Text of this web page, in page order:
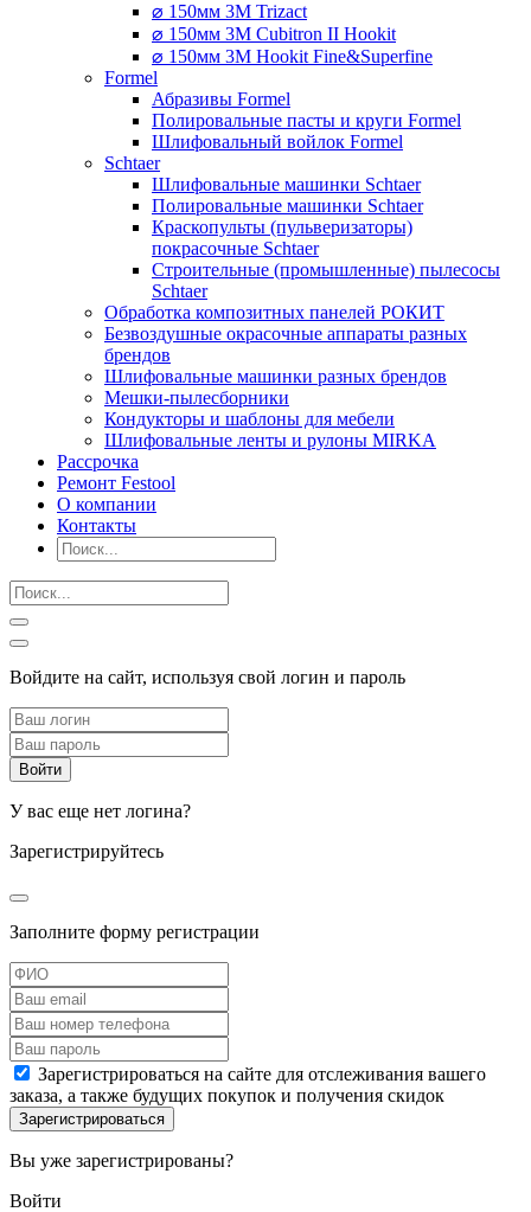
⌀ 150мм 3M Trizact
⌀ 150мм 3M Cubitron II Hookit
⌀ 150мм 3M Hookit Fine&Superfine
Formel
Абразивы Formel
Полировальные пасты и круги Formel
Шлифовальный войлок Formel
Schtaer
Шлифовальные машинки Schtaer
Полировальные машинки Schtaer
Краскопульты (пульверизаторы)
покрасочные Schtaer
Строительные (промышленные) пылесосы
Schtaer
Обработка композитных панелей РОКИТ
Безвоздушные окрасочные аппараты разных
брендов
Шлифовальные машинки разных брендов
Мешки-пылесборники
Кондукторы и шаблоны для мебели
Шлифовальные ленты и рулоны MIRKA
Рассрочка
Ремонт Festool
О компании
Контакты
Войдите на сайт, используя свой логин и пароль
У вас еще нет логина?
Зарегистрируйтесь
Заполните форму регистрации
Зарегистрироваться на сайте для отслеживания вашего
заказа, а также будущих покупок и получения скидок
Вы уже зарегистрированы?
Войти